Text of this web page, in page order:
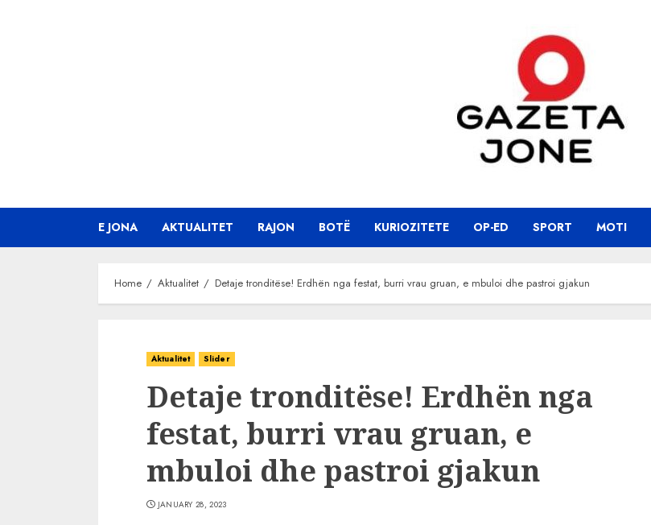
E JONA AKTUALITET RAJON BOTË KURIOZITETE OP-ED SPORT MOTI
Home Aktualitet Detaje tronditëse! Erdhën nga festat, burri vrau gruan, e mbuloi dhe pastroi gjakun
Aktualitet Slider
Detaje tronditëse! Erdhën nga
festat, burri vrau gruan, e
mbuloi dhe pastroi gjakun
JANUARY 28, 2023